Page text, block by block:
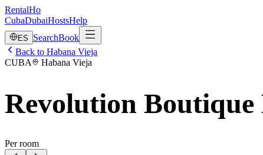
RentalHo
CubaDubaiHostsHelp
ES SearchBook
Back to Habana Vieja
CUBA
Habana Vieja
Revolution Boutique
Per room